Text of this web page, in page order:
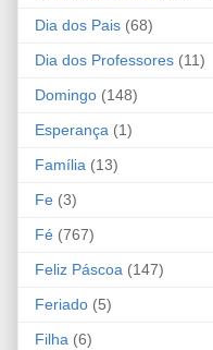
Dia dos Pais (68)
Dia dos Professores (11)
Domingo (148)
Esperança (1)
Família (13)
Fe (3)
Fé (767)
Feliz Páscoa (147)
Feriado (5)
Filha (6)